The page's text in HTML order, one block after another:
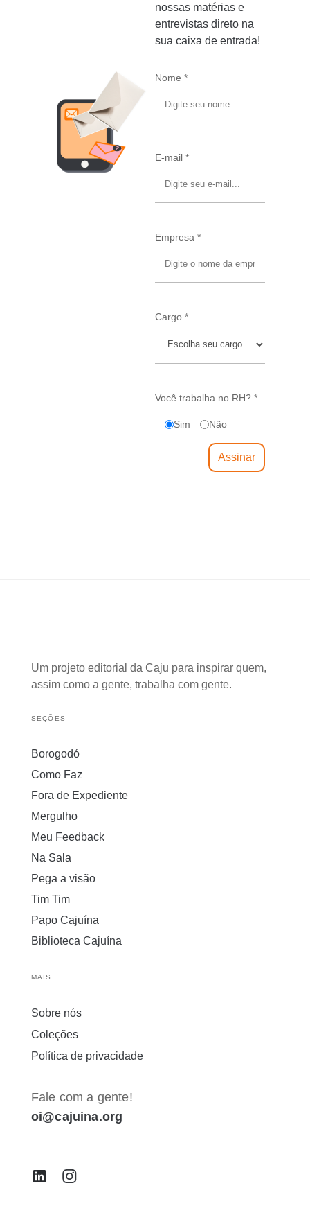
nossas matérias e
entrevistas direto na
sua caixa de entrada!
Nome *
E-mail *
Empresa *
Cargo *
Você trabalha no RH? *
Sim Não
Um projeto editorial da Caju para inspirar quem,
assim como a gente, trabalha com gente.
SEÇÕES
Borogodó
Como Faz
Fora de Expediente
Mergulho
Meu Feedback
Na Sala
Pega a visão
Tim Tim
Papo Cajuína
Biblioteca Cajuína
MAIS
Sobre nós
Coleções
Política de privacidade
Fale com a gente!
oi@cajuina.org